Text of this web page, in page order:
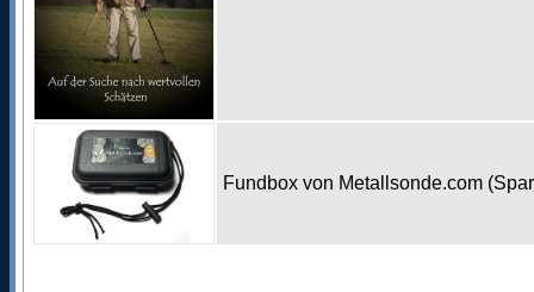
Fundbox von Metallsonde.com